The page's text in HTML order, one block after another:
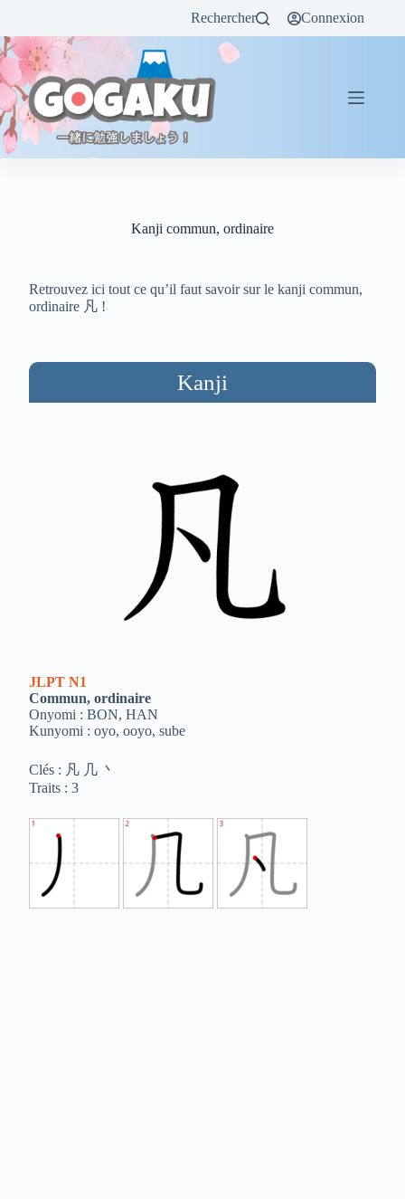
Rechercher Connexion
Kanji commun, ordinaire
Retrouvez ici tout ce qu’il faut savoir sur le kanji commun,
ordinaire 凡 !
Kanji
JLPT N1
Commun, ordinaire
Onyomi : BON, HAN
Kunyomi : oyo, ooyo, sube
Clés : 凡 几 丶
Traits : 3